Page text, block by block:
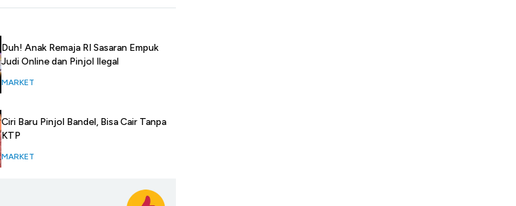
Duh! Anak Remaja RI Sasaran Empuk
Judi Online dan Pinjol Ilegal
MARKET
Ciri Baru Pinjol Bandel, Bisa Cair Tanpa
KTP
MARKET